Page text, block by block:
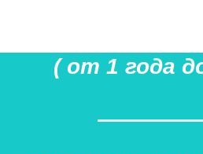
( от 1 года